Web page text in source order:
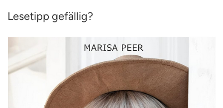
Lesetipp gefällig?